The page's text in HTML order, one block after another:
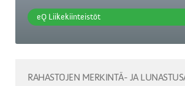
eQ Liikekiinteistöt
RAHASTOJEN MERKINTÄ- JA